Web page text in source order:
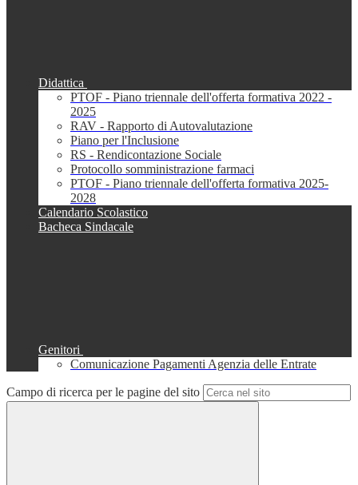
Didattica
PTOF - Piano triennale dell'offerta formativa 2022 -
2025
RAV - Rapporto di Autovalutazione
Piano per l'Inclusione
RS - Rendicontazione Sociale
Protocollo somministrazione farmaci
PTOF - Piano triennale dell'offerta formativa 2025-
2028
Calendario Scolastico
Bacheca Sindacale
Genitori
Comunicazione Pagamenti Agenzia delle Entrate
Campo di ricerca per le pagine del sito